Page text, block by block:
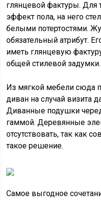
глянцевой фактуры. Для
эффект пола, на него
белыми потертостями.
обязательный атрибут.
иметь глянцевую
общей стилевой задумки.
Из мягкой мебели сюда
диван на случай визита
Диванные подушки
гаммой. Деревянные
отсутствовать, так как
такое решение.
Самое выгодное